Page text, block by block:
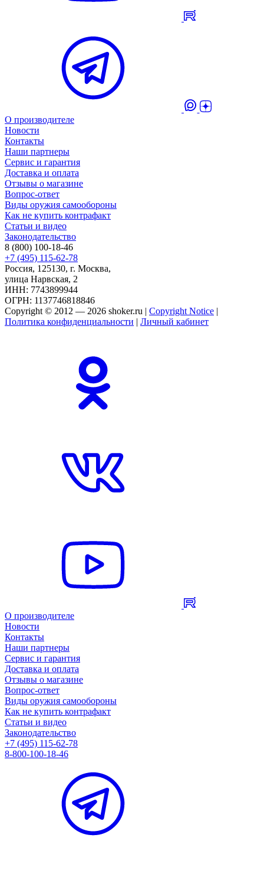
О производителе
Новости
Контакты
Наши партнеры
Сервис и гарантия
Доставка и оплата
Отзывы о магазине
Вопрос-ответ
Виды оружия самообороны
Как не купить контрафакт
Статьи и видео
Законодательство
8 (800) 100-18-46
+7 (495) 115-62-78
Россия, 125130, г. Москва,
улица Нарвская, 2
ИНН: 7743899944
ОГРН: 1137746818846
Copyright © 2012 — 2026 shoker.ru | Copyright Notice |
Политика конфиденциальности | Личный кабинет
О производителе
Новости
Контакты
Наши партнеры
Сервис и гарантия
Доставка и оплата
Отзывы о магазине
Вопрос-ответ
Виды оружия самообороны
Как не купить контрафакт
Статьи и видео
Законодательство
+7 (495) 115-62-78
8-800-100-18-46